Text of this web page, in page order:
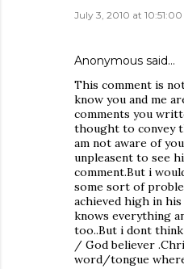
July 3, 2010 at
Anonymous said…
This comment is
know you and me
comments you
thought to convey
am not aware of
unpleasent to see
comment.But i
some sort of
achieved high in
knows everything
too..But i dont
/ God believer
word/tongue